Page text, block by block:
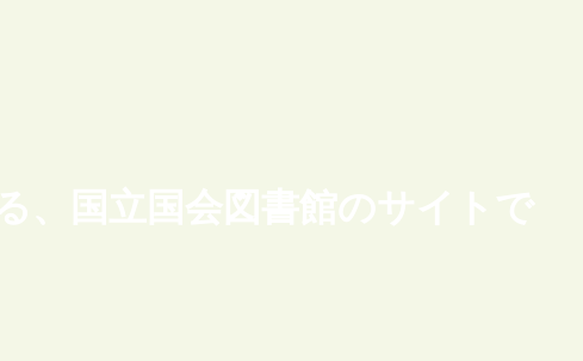
、国立国会図書館のサイトで